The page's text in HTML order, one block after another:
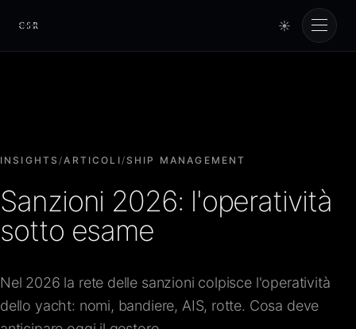
Cursorio
☀
Cursorio Manager
Strumenti
Chi siamo
INSIGHTS/ARTICOLI/ SHIP MANAGEMENT
Sanzioni 2026: l'operatività
sotto esame
Nel 2026 la rete delle sanzioni colpisce l'operatività
dello yacht: nomi, bandiere, AIS, rotte. Cosa deve